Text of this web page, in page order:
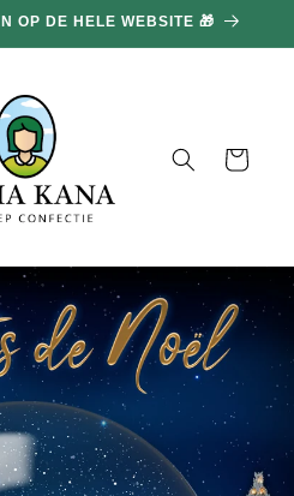
OP DE HELE WEBSITE 🎁
Mand